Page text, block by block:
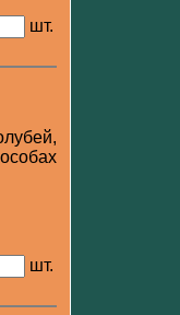
шт.
шт.